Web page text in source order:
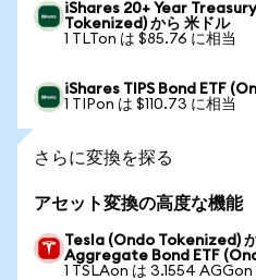
iShares 20+ Year
Tokenized) から 米ドル
1 TLTon は $85.76 に相当
iShares TIPS Bond ETF
1 TIPon は $110.73 に相当
さらに変換を探る
アセット変換の高度な機能
Tesla (Ondo Tokenized)
Aggregate Bond ETF
1 TSLAon は 3.1554 AGGon